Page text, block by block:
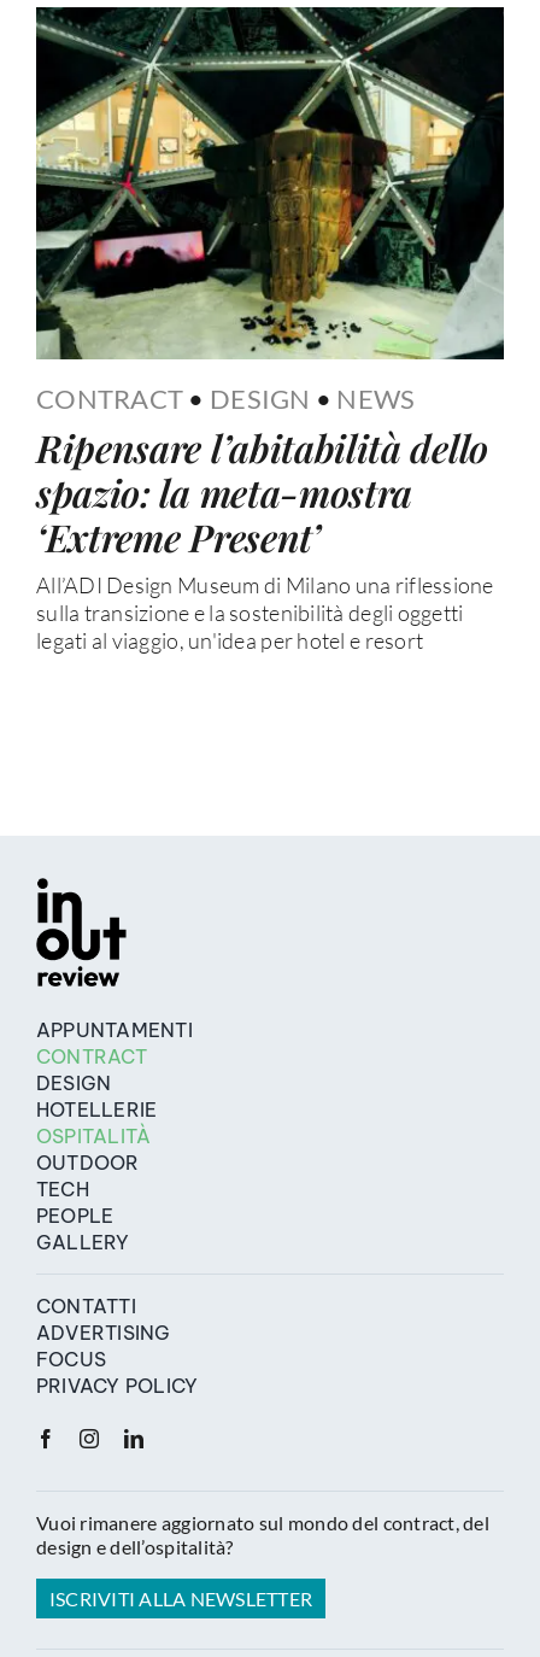
CONTRACT • DESIGN • NEWS
Ripensare l’abitabilità dello
spazio: la meta-mostra
‘Extreme Present’
All’ADI Design Museum di Milano una riflessione
sulla transizione e la sostenibilità degli oggetti
legati al viaggio, un'idea per hotel e resort
APPUNTAMENTI
CONTRACT
DESIGN
HOTELLERIE
OSPITALITÀ
OUTDOOR
TECH
PEOPLE
GALLERY
CONTATTI
ADVERTISING
FOCUS
PRIVACY POLICY
Vuoi rimanere aggiornato sul mondo del contract, del
design e dell’ospitalità?
ISCRIVITI ALLA NEWSLETTER